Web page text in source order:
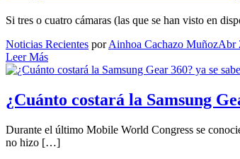
Si tres o cuatro cámaras (las que se han visto en
Noticias Recientes porAinhoa Cachazo MuñozAbr
Leer Más
¿Cuánto costará la Samsung
Durante el último Mobile World Congress se
no hizo […]